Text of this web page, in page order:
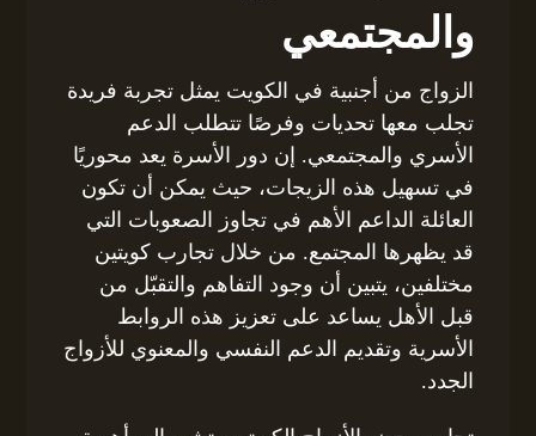
والمجتمعي
الزواج من أجنبية في الكويت يمثل تجربة فريدة
تجلب معها تحديات وفرصًا تتطلب الدعم
الأسري والمجتمعي. إن دور الأسرة يعد محوريًا
في تسهيل هذه الزيجات، حيث يمكن أن تكون
العائلة الداعم الأهم في تجاوز الصعوبات التي
قد يظهرها المجتمع. من خلال تجارب كويتين
مختلفين، يتبين أن وجود التفاهم والتقبّل من
قبل الأهل يساعد على تعزيز هذه الروابط
الأسرية وتقديم الدعم النفسي والمعنوي للأزواج
الجدد.